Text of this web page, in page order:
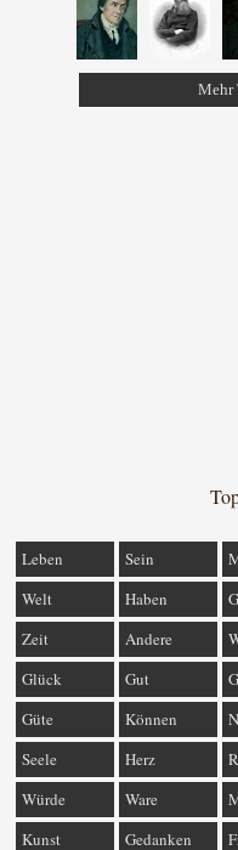
Mehr
Leben Sein
Welt
Haben
Zeit
Andere
Glück
Gut
Güte
Können
Seele
Herz
Würde
Ware
Kunst
Gedanken